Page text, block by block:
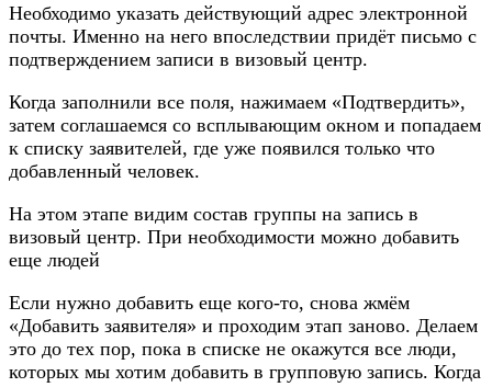
Необходимо указать действующий адрес электронной
почты. Именно на него впоследствии придёт письмо с
подтверждением записи в визовый центр.
Когда заполнили все поля, нажимаем «Подтвердить»,
затем соглашаемся со всплывающим окном и попадаем
к списку заявителей, где уже появился только что
добавленный человек.
На этом этапе видим состав группы на запись в
визовый центр. При необходимости можно добавить
еще людей
Если нужно добавить еще кого-то, снова жмём
«Добавить заявителя» и проходим этап заново. Делаем
это до тех пор, пока в списке не окажутся все люди,
которых мы хотим добавить в групповую запись. Когда